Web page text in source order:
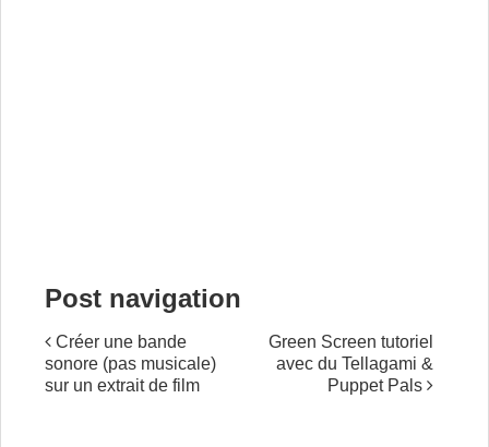
Post navigation
Créer une bande
sonore (pas musicale)
sur un extrait de film
Green Screen tutoriel
avec du Tellagami &
Puppet Pals